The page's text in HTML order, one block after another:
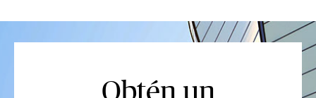
Obtén un